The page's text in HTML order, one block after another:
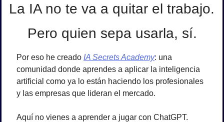
La IA no te va a quitar el trabajo.
Pero quien sepa usarla, sí.
Por eso he creado IA Secrets Academy: una
comunidad donde aprendes a aplicar la inteligencia
artificial como ya lo están haciendo los profesionales
y las empresas que lideran el mercado.
Aquí no vienes a aprender a jugar con ChatGPT.